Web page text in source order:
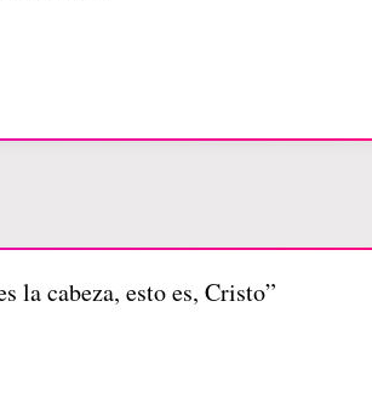
la cabeza, esto es, Cristo”